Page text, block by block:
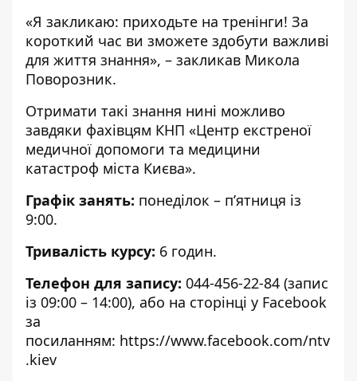
«Я закликаю: приходьте на тренінги! За
короткий час ви зможете здобути важливі
для життя знання», – закликав Микола
Поворозник.
Отримати такі знання нині можливо
завдяки фахівцям КНП «Центр екстреної
медичної допомоги та медицини
катастроф міста Києва».
Графік занять: понеділок – п’ятниця із
9:00.
Тривалість курсу: 6 годин.
Телефон для запису: 044-456-22-84 (запис
із 09:00 – 14:00), або на сторінці у Facebook
за
посиланням: https://www.facebook.com/ntv
.kiev